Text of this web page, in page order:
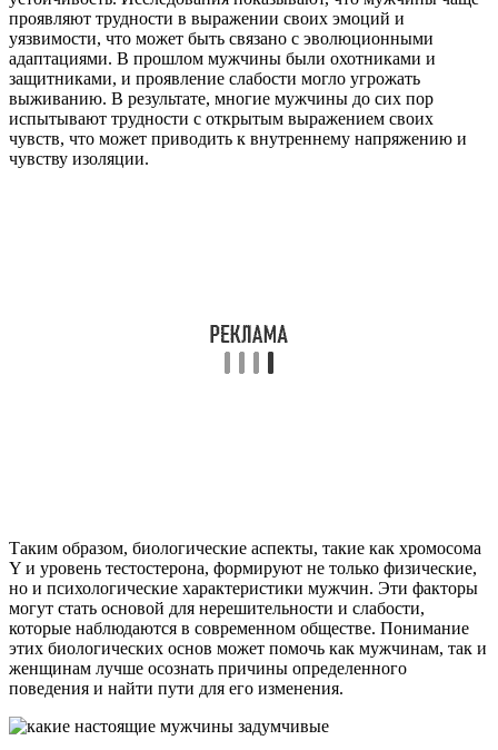
проявляют трудности в выражении своих эмоций и
уязвимости, что может быть связано с эволюционными
адаптациями. В прошлом мужчины были охотниками и
защитниками, и проявление слабости могло угрожать
выживанию. В результате, многие мужчины до сих пор
испытывают трудности с открытым выражением своих
чувств, что может приводить к внутреннему напряжению и
чувству изоляции.
Таким образом, биологические аспекты, такие как хромосома
Y и уровень тестостерона, формируют не только физические,
но и психологические характеристики мужчин. Эти факторы
могут стать основой для нерешительности и слабости,
которые наблюдаются в современном обществе. Понимание
этих биологических основ может помочь как мужчинам, так и
женщинам лучше осознать причины определенного
поведения и найти пути для его изменения.